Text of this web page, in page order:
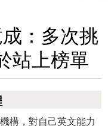
：多次挑
站上榜單
構，對自己英文能力